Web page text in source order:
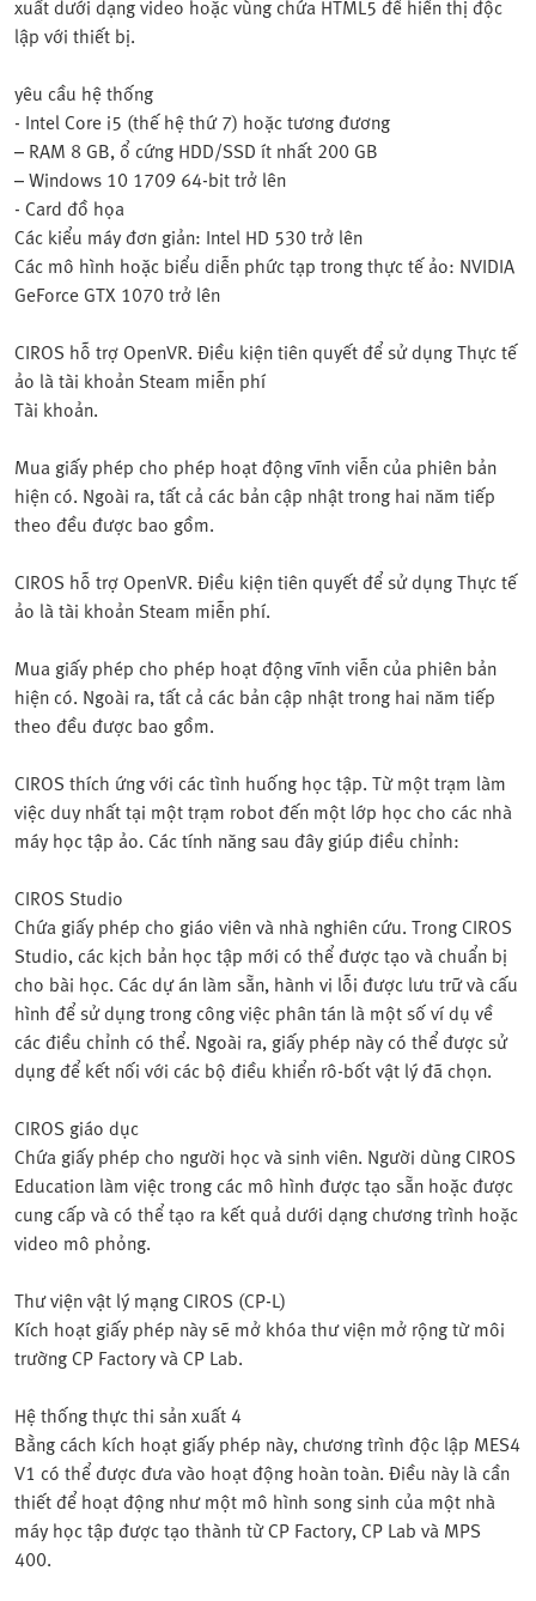
xuất dưới dạng video hoặc vùng chứa HTML5 để hiển thị độc
lập với thiết bị.
yêu cầu hệ thống
- Intel Core i5 (thế hệ thứ 7) hoặc tương đương
– RAM 8 GB, ổ cứng HDD/SSD ít nhất 200 GB
– Windows 10 1709 64-bit trở lên
- Card đồ họa
Các kiểu máy đơn giản: Intel HD 530 trở lên
Các mô hình hoặc biểu diễn phức tạp trong thực tế ảo: NVIDIA
GeForce GTX 1070 trở lên
CIROS hỗ trợ OpenVR. Điều kiện tiên quyết để sử dụng Thực tế
ảo là tài khoản Steam miễn phí
Tài khoản.
Mua giấy phép cho phép hoạt động vĩnh viễn của phiên bản
hiện có. Ngoài ra, tất cả các bản cập nhật trong hai năm tiếp
theo đều được bao gồm.
CIROS hỗ trợ OpenVR. Điều kiện tiên quyết để sử dụng Thực tế
ảo là tài khoản Steam miễn phí.
Mua giấy phép cho phép hoạt động vĩnh viễn của phiên bản
hiện có. Ngoài ra, tất cả các bản cập nhật trong hai năm tiếp
theo đều được bao gồm.
CIROS thích ứng với các tình huống học tập. Từ một trạm làm
việc duy nhất tại một trạm robot đến một lớp học cho các nhà
máy học tập ảo. Các tính năng sau đây giúp điều chỉnh:
CIROS Studio
Chứa giấy phép cho giáo viên và nhà nghiên cứu. Trong CIROS
Studio, các kịch bản học tập mới có thể được tạo và chuẩn bị
cho bài học. Các dự án làm sẵn, hành vi lỗi được lưu trữ và cấu
hình để sử dụng trong công việc phân tán là một số ví dụ về
các điều chỉnh có thể. Ngoài ra, giấy phép này có thể được sử
dụng để kết nối với các bộ điều khiển rô-bốt vật lý đã chọn.
CIROS giáo dục
Chứa giấy phép cho người học và sinh viên. Người dùng CIROS
Education làm việc trong các mô hình được tạo sẵn hoặc được
cung cấp và có thể tạo ra kết quả dưới dạng chương trình hoặc
video mô phỏng.
Thư viện vật lý mạng CIROS (CP-L)
Kích hoạt giấy phép này sẽ mở khóa thư viện mở rộng từ môi
trường CP Factory và CP Lab.
Hệ thống thực thi sản xuất 4
Bằng cách kích hoạt giấy phép này, chương trình độc lập MES4
V1 có thể được đưa vào hoạt động hoàn toàn. Điều này là cần
thiết để hoạt động như một mô hình song sinh của một nhà
máy học tập được tạo thành từ CP Factory, CP Lab và MPS
400.